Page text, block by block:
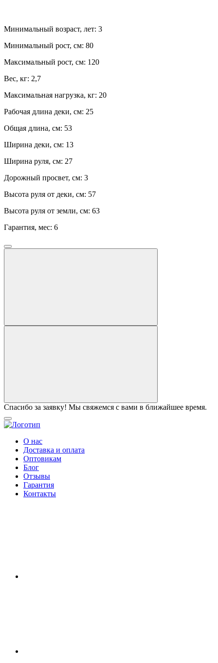
Минимальный возраст, лет: 3
Минимальный рост, см: 80
Максимальный рост, см: 120
Вес, кг: 2,7
Максимальная нагрузка, кг: 20
Рабочая длина деки, см: 25
Общая длина, см: 53
Ширина деки, см: 13
Ширина руля, см: 27
Дорожный просвет, см: 3
Высота руля от деки, см: 57
Высота руля от земли, см: 63
Гарантия, мес: 6
Спасибо за заявку! Мы свяжемся с вами в ближайшее время.
О нас
Доставка и оплата
Оптовикам
Блог
Отзывы
Гарантия
Контакты